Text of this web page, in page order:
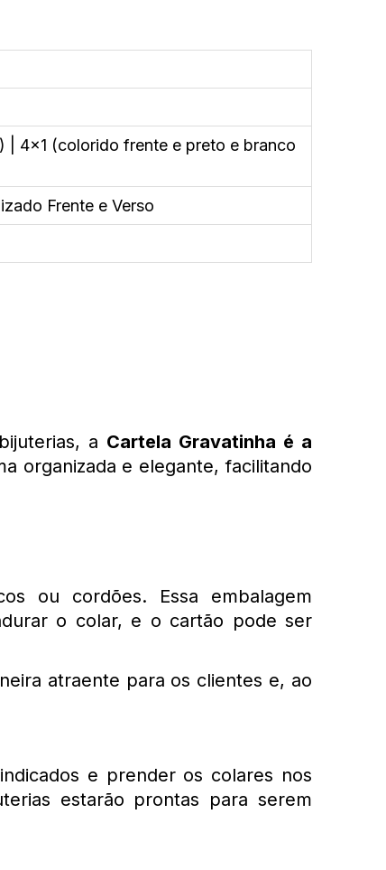
4x1 (colorido frente e preto e branco
Frente e Verso
a Cartela Gravatinha é a
organizada e elegante, facilitando
ou cordões. Essa embalagem
o colar, e o cartão pode ser
atraente para os clientes e, ao
e prender os colares nos
estarão prontas para serem